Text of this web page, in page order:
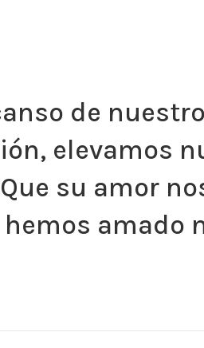
de
elevamos
su amor
amado